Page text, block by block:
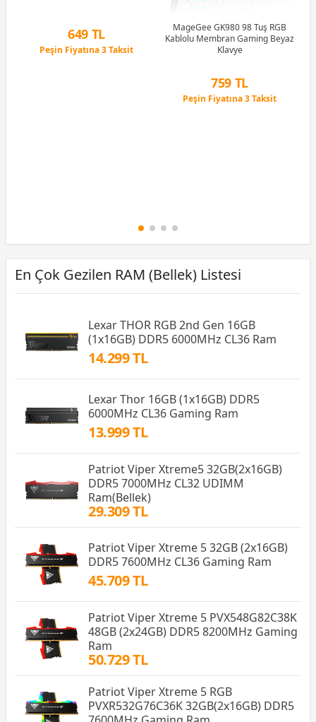
649 TL
Peşin Fiyatına 3 Taksit
MageGee GK980 98 Tuş RGB
Kablolu Membran Gaming Beyaz
Klavye
759 TL
Peşin Fiyatına 3 Taksit
En Çok Gezilen RAM (Bellek) Listesi
Lexar THOR RGB 2nd Gen 16GB
(1x16GB) DDR5 6000MHz CL36 Ram
14.299 TL
Lexar Thor 16GB (1x16GB) DDR5
6000MHz CL36 Gaming Ram
13.999 TL
Patriot Viper Xtreme5 32GB(2x16GB)
DDR5 7000MHz CL32 UDIMM
Ram(Bellek)
29.309 TL
Patriot Viper Xtreme 5 32GB (2x16GB)
DDR5 7600MHz CL36 Gaming Ram
45.709 TL
Patriot Viper Xtreme 5 PVX548G82C38K
48GB (2x24GB) DDR5 8200MHz Gaming
Ram
50.729 TL
Patriot Viper Xtreme 5 RGB
PVXR532G76C36K 32GB(2x16GB) DDR5